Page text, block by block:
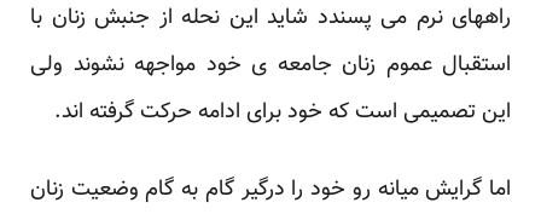
راههای نرم می پسندد شاید این نحله از جنبش زنان با
استقبال عموم زنان جامعه ی خود مواجهه نشوند ولی
این تصمیمی است که خود برای ادامه حرکت گرفته اند.
اما گرایش میانه رو خود را درگیر گام به گام وضعیت زنان